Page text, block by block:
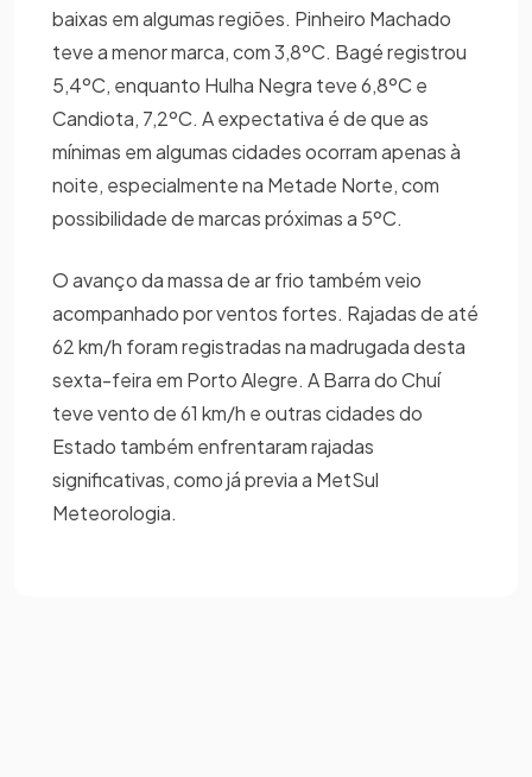
baixas em algumas regiões. Pinheiro Machado
teve a menor marca, com 3,8ºC. Bagé registrou
5,4ºC, enquanto Hulha Negra teve 6,8ºC e
Candiota, 7,2ºC. A expectativa é de que as
mínimas em algumas cidades ocorram apenas à
noite, especialmente na Metade Norte, com
possibilidade de marcas próximas a 5ºC.
O avanço da massa de ar frio também veio
acompanhado por ventos fortes. Rajadas de até
62 km/h foram registradas na madrugada desta
sexta-feira em Porto Alegre. A Barra do Chuí
teve vento de 61 km/h e outras cidades do
Estado também enfrentaram rajadas
significativas, como já previa a MetSul
Meteorologia.